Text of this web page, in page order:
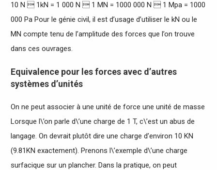
10 N  1kN = 1 000 N  1 MN = 1000 000 N  1 Mpa = 1000
000 Pa Pour le génie civil, il est d’usage d’utiliser le kN ou le
MN compte tenu de l’amplitude des forces que l’on trouve
dans ces ouvrages.
Equivalence pour les forces avec d’autres
systèmes d’unités
On ne peut associer à une unité de force une unité de masse
Lorsque l\’on parle d\’une charge de 1 T, c\’est un abus de
langage. On devrait plutôt dire une charge d’environ 10 KN
(9.81KN exactement). Prenons l\’exemple d\’une charge
surfacique sur un plancher. Dans la pratique, on peut